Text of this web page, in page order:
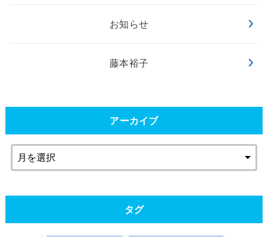
お知らせ
藤本裕子
アーカイブ
タグ